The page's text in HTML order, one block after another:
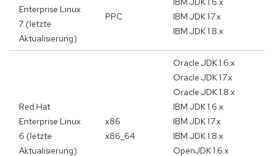
Enterprise Linux
7 (letzte
Aktualisierung)
PPC
IBM JDK 1.7.x
IBM JDK 1.8.x
Red Hat
Enterprise Linux
6 (letzte
Aktualisierung)
x86
x86_64
Oracle JDK 1.6.x
Oracle JDK 1.7.x
Oracle JDK 1.8.x
IBM JDK 1.6.x
IBM JDK 1.7.x
IBM JDK 1.8.x
OpenJDK 1.6.x